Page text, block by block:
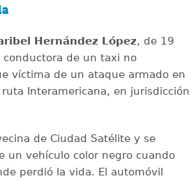
Hernández López, de 19
conductora de un taxi no
víctima de un ataque armado en
Interamericana, en jurisdicción
de Ciudad Satélite y se
un vehículo color negro cuando
perdió la vida. El automóvil